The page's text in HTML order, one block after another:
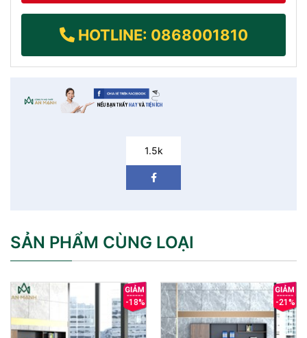
HOTLINE: 0868001810
1.5k
SẢN PHẨM CÙNG LOẠI
-18% -21%